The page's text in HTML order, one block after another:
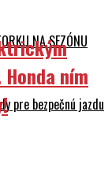
NA SEZÓNU
pre bezpečnú jazdu
ním